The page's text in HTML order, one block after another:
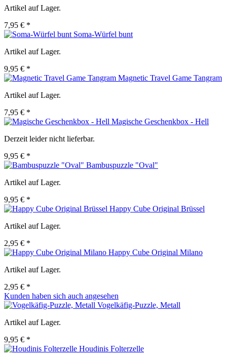
Artikel auf Lager.
7,95 € *
Soma-Würfel bunt
Artikel auf Lager.
9,95 € *
Magnetic Travel Game Tangram
Artikel auf Lager.
7,95 € *
Magische Geschenkbox - Hell
Derzeit leider nicht lieferbar.
9,95 € *
Bambuspuzzle "Oval"
Artikel auf Lager.
9,95 € *
Happy Cube Original Brüssel
Artikel auf Lager.
2,95 € *
Happy Cube Original Milano
Artikel auf Lager.
2,95 € *
Kunden haben sich auch angesehen
Vogelkäfig-Puzzle, Metall
Artikel auf Lager.
9,95 € *
Houdinis Folterzelle